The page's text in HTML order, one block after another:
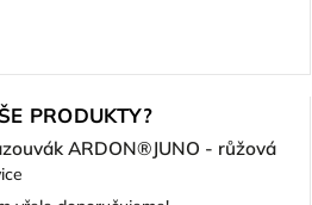
PRODUKTY?
ARDON®JUNO - růžová